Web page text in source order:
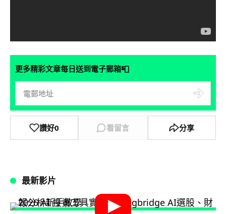
更多精彩文章每日送到電子郵箱📮
讚好0 看留言 分享
最新影片